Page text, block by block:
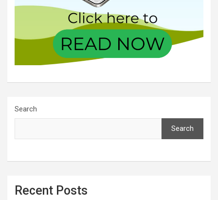
Search
Search
Recent Posts